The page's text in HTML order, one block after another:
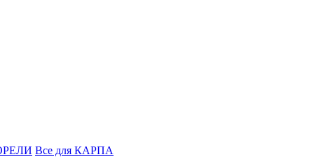
Все для КАРПА